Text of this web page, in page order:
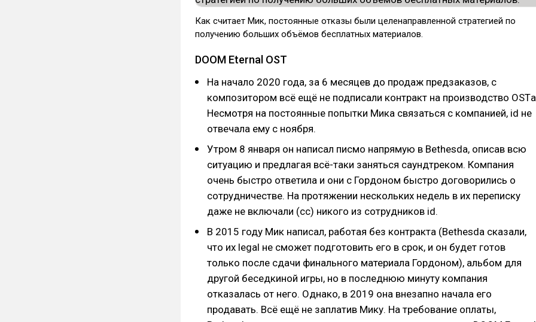
Как считает Мик, постоянные отказы были целенаправленной стратегией по
получению больших объёмов бесплатных материалов.
DOOM Eternal OST
На начало 2020 года, за 6 месяцев до продаж предзаказов, с
композитором всё ещё не подписали контракт на производство
Несмотря на постоянные попытки Мика связаться с компанией, id не
отвечала ему с ноября.
Утром 8 января он написал писмо напрямую в Bethesda, описав всю
ситуацию и предлагая всё-таки заняться саундтреком. Компания
очень быстро ответила и они с Гордоном быстро договорились о
сотрудничестве. На протяжении нескольких недель в их переписку
даже не включали (cc) никого из сотрудников id.
В 2015 году Мик написал, работая без контракта (Bethesda сказали,
что их legal не сможет подготовить его в срок, и он будет готов
только после сдачи финального материала Гордоном), альбом для
другой беседкиной игры, но в последнюю минуту компания
отказалась от него. Однако, в 2019 она внезапно начала его
продавать. Всё ещё не заплатив Мику. На требование оплаты,